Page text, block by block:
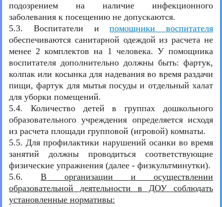
подозрением на наличие инфекционного
заболевания к посещению не допускаются.
5.3. Воспитатели ипомощники воспитателя
обеспечиваются санитарной одеждой из расчета не
менее 2 комплектов на 1 человека. У помощника
воспитателя дополнительно должны быть: фартук,
колпак или косынка для надевания во время раздачи
пищи, фартук для мытья посуды и отдельный халат
для уборки помещений.
5.4. Количество детей в группах дошкольного
образовательного учреждения определяется исходя
из расчета площади групповой (игровой) комнаты.
5.5. Для профилактики нарушений осанки во время
занятий должны проводиться соответствующие
физические упражнения (далее - физкультминутки).
5.6. В организации и осуществлении
образовательной деятельности в ДОУ соблюдать
установленные нормативы: